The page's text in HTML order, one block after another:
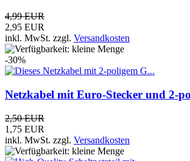
4,99 EUR
2,95 EUR
inkl. MwSt. zzgl. Versandkosten
-30%
Netzkabel mit Euro-Stecker und 2-
2,50 EUR
1,75 EUR
inkl. MwSt. zzgl. Versandkosten